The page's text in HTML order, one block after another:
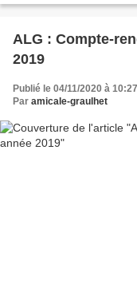
ALG : Compte-
2019
Publié le 04/11/2020 à 10:27
Par amicale-graulhet